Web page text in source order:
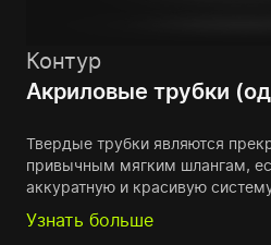
Контур
Акриловые трубки
Твердые трубки являются
привычным мягким шлангам,
аккуратную и красивую
Узнать больше